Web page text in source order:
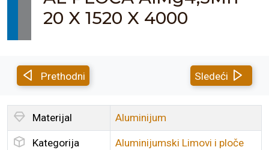
20 X 1520 X 4000
Prethodni Sledeći
Materijal Aluminijum
Kategorija Aluminijumski Limovi i ploče